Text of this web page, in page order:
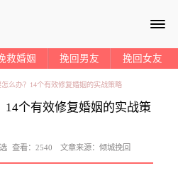
≡
救婚姻 挽回男友 挽回女友
么办？14个有效修复婚姻的实战策略
14个有效修复婚姻的实战策
查看：2540 文章来源： 倾城挽回